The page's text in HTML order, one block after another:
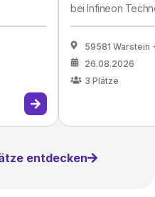
beiInfineon
59581 Warstein
26.08.2026
3 Plätze
entdecken